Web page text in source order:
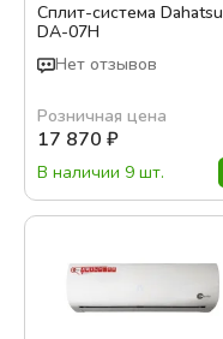
Бренд:
Ballu
Dahatsu
Denko
Electrolux
Haier
IGC
Цвет:
Сплит-система Dahatsu
DA-07H
Нет отзывов
Розничная цена
17 870 ₽
В наличии 9 шт.